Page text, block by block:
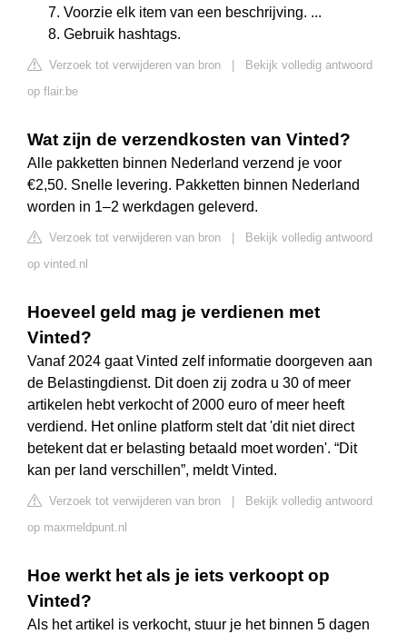
Voorzie elk item van een beschrijving. ...
Gebruik hashtags.
Verzoek tot verwijderen van bron
Bekijk volledig antwoord
op flair.be
Wat zijn de verzendkosten van Vinted?
Alle pakketten binnen Nederland verzend je voor
€2,50. Snelle levering. Pakketten binnen Nederland
worden in 1–2 werkdagen geleverd.
Verzoek tot verwijderen van bron
Bekijk volledig antwoord
op vinted.nl
Hoeveel geld mag je verdienen met
Vinted?
Vanaf 2024 gaat Vinted zelf informatie doorgeven aan
de Belastingdienst. Dit doen zij zodra u 30 of meer
artikelen hebt verkocht of 2000 euro of meer heeft
verdiend. Het online platform stelt dat 'dit niet direct
betekent dat er belasting betaald moet worden'. “Dit
kan per land verschillen”, meldt Vinted.
Verzoek tot verwijderen van bron
Bekijk volledig antwoord
op maxmeldpunt.nl
Hoe werkt het als je iets verkoopt op
Vinted?
Als het artikel is verkocht, stuur je het binnen 5 dagen